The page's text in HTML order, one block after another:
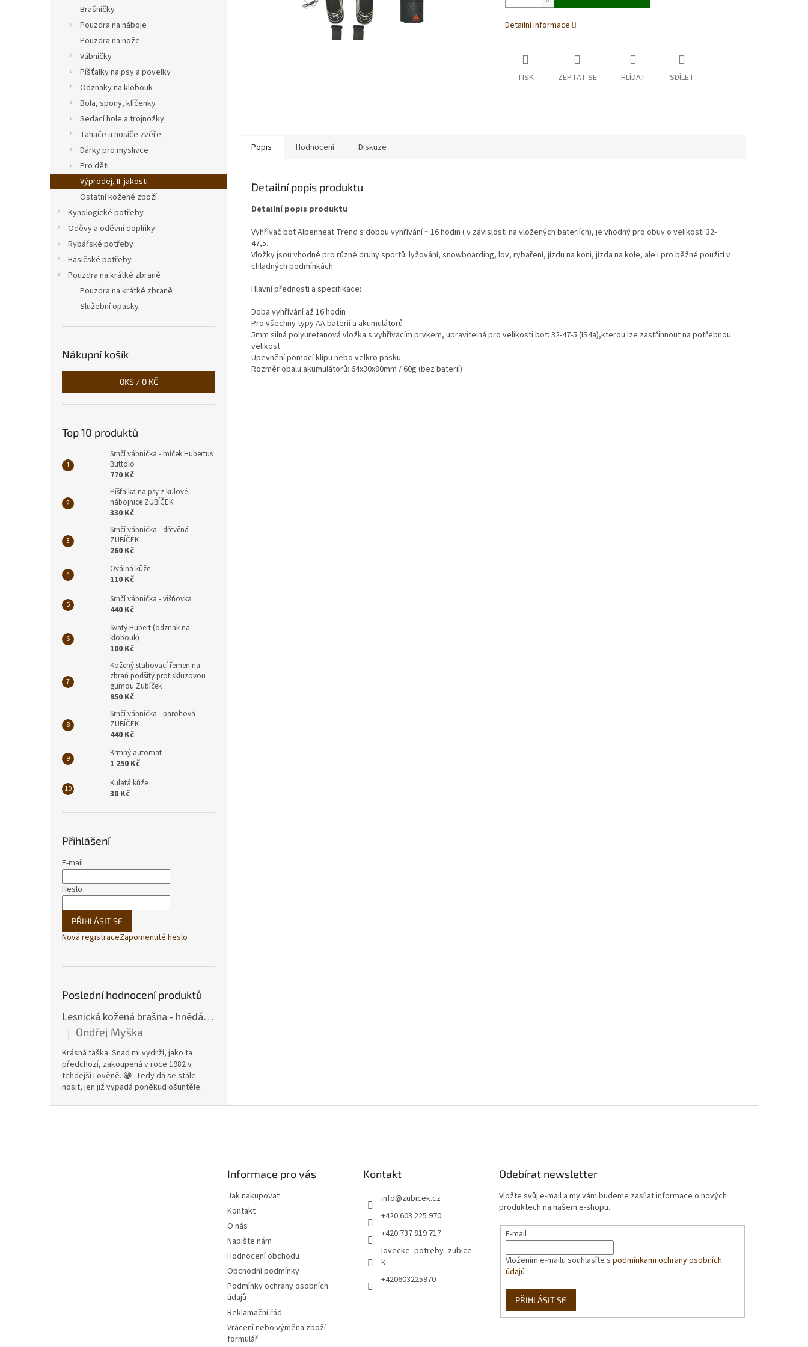
Brašničky
Pouzdra na náboje
Pouzdra na nože
Vábničky
Píšťalky na psy a povelky
Odznaky na klobouk
Bola, spony, klíčenky
Sedací hole a trojnožky
Tahače a nosiče zvěře
Dárky pro myslivce
Pro děti
Výprodej, II. jakosti
Ostatní kožené zboží
Kynologické potřeby
Oděvy a oděvní doplňky
Rybářské potřeby
Hasičské potřeby
Pouzdra na krátké zbraně
Pouzdra na krátké zbraně
Služební opasky
Nákupní košík
0KS / 0 KČ
Top 10 produktů
Srnčí vábnička - míček Hubertus
Buttolo
770 Kč
Píšťalka na psy z kulové
nábojnice ZUBÍČEK
330 Kč
Srnčí vábnička - dřevěná
ZUBÍČEK
260 Kč
Oválná kůže
110 Kč
Srnčí vábnička - višňovka
440 Kč
Svatý Hubert (odznak na
klobouk)
100 Kč
Kožený stahovací řemen na
zbraň podšitý protiskluzovou
gumou Zubíček
950 Kč
Srnčí vábnička - parohová
ZUBÍČEK
440 Kč
Krmný automat
1 250 Kč
Kulatá kůže
30 Kč
Přihlášení
E-mail
Heslo
PŘIHLÁSIT SE
Nová registraceZapomenuté heslo
Poslední hodnocení produktů
Lesnická kožená brašna - hnědá hovězina
Hodnocení produktu je 5 z 5 hvězdiček.
| Ondřej Myška
Krásná taška. Snad mi vydrží, jako ta
předchozí, zakoupená v roce 1982 v
tehdejší Lověně. 😁. Tedy dá se stále
nosit, jen již vypadá poněkud ošuntěle.
Detailní informace
TISK ZEPTAT SE HLÍDAT SDÍLET
Popis Hodnocení Diskuze
Detailní popis produktu
Detailní popis produktu
Vyhřívač bot Alpenheat Trend s dobou vyhřívání ~ 16 hodin ( v závislosti na vložených bateriích), je vhodný pro obuv o velikosti 32-
47,5.
Vložky jsou vhodné pro různé druhy sportů: lyžování, snowboarding, lov, rybaření, jízdu na koni, jízda na kole, ale i pro běžné použití v
chladných podmínkách.
Hlavní přednosti a specifikace:
Doba vyhřívání až 16 hodin
Pro všechny typy AA baterií a akumulátorů
5mm silná polyuretanová vložka s vyhřívacím prvkem, upravitelná pro velikosti bot: 32-47-5 (IS4a),kterou lze zastřihnout na potřebnou
velikost
Upevnění pomocí klipu nebo velkro pásku
Rozměr obalu akumulátorů: 64x30x80mm / 60g (bez baterií)
Informace pro vás
Jak nakupovat
Kontakt
O nás
Napište nám
Hodnocení obchodu
Obchodní podmínky
Podmínky ochrany osobních
údajů
Reklamační řád
Vrácení nebo výměna zboží -
formulář
Kontakt
info@zubicek.cz
+420 603 225 970
+420 737 819 717
lovecke_potreby_zubice
k
+420603225970
Odebírat newsletter
Vložte svůj e-mail a my vám budeme zasílat informace o nových
produktech na našem e-shopu.
E-mail
Vložením e-mailu souhlasíte spodmínkami ochrany osobních
údajů
PŘIHLÁSIT SE